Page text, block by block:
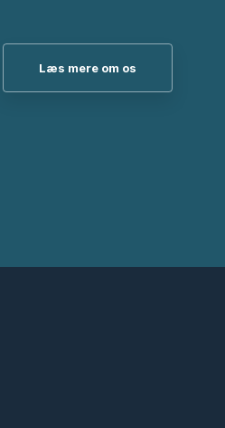
Læs mere om os